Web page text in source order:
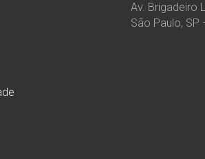
Av. Brigadeiro
São Paulo, SP